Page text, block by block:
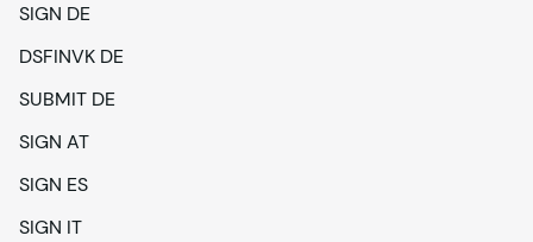
SIGN DE
DSFINVK DE
SUBMIT DE
SIGN AT
SIGN ES
SIGN IT